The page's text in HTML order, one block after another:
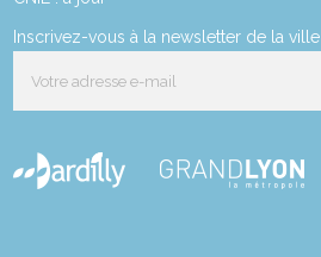
Inscrivez-vous à la newsletter de la ville